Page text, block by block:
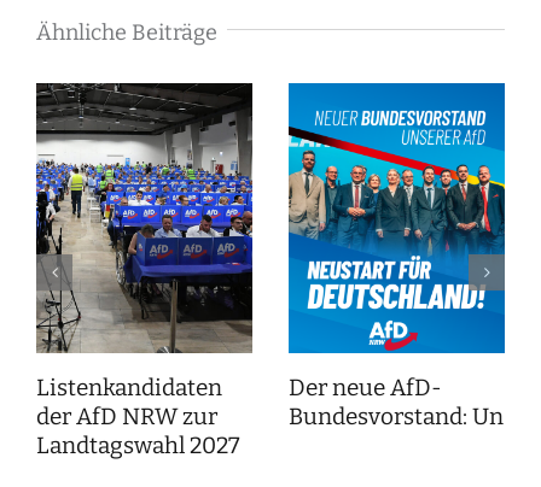
Ähnliche Beiträge
Listenkandidaten
der AfD NRW zur
Landtagswahl 2027
Der neue AfD-
Bundesvorstand: